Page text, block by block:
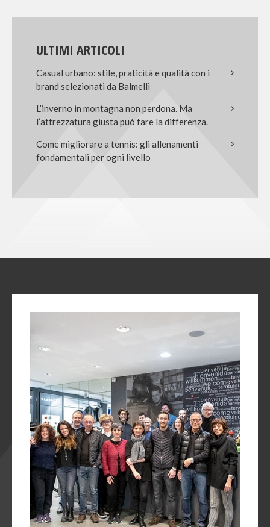
ULTIMI ARTICOLI
Casual urbano: stile, praticità e qualità con i
brand selezionati da Balmelli
L’inverno in montagna non perdona. Ma
l’attrezzatura giusta può fare la differenza.
Come migliorare a tennis: gli allenamenti
fondamentali per ogni livello